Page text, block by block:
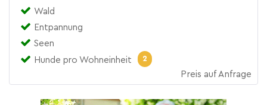
Wald
Entpannung
Seen
Hunde pro Wohneinheit
2
Preis auf Anfrage